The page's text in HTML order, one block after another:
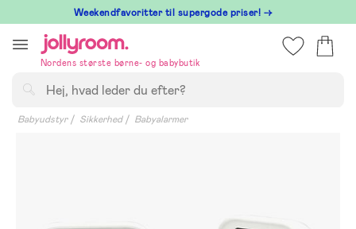
till
innehållet
⁠ Weekendfavoritter til supergode priser! →
Nordens største børne- og babybutik
Babyudstyr Sikkerhed Babyalarmer